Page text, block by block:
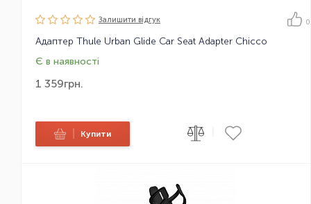
Залишити вiдгук 0
Адаптер Thule Urban Glide Car Seat Adapter Chicco
Є в наявності
1 359грн.
Купити